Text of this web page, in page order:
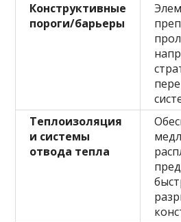
Конструктивные
пороги/барьеры
Теплоизоляция
и системы
отвода тепла